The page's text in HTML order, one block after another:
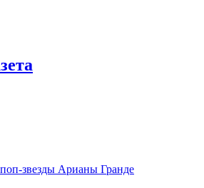
звезды Арианы Гранде